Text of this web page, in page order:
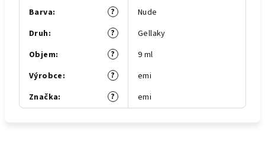
?
Barva:
Nude
?
Druh:
Gellaky
?
Objem:
9 ml
?
Výrobce:
emi
?
Značka: emi